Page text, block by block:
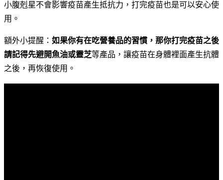
小腹剋星不會影響疫苗產生抵抗力，打完疫苗也是可以安心使
用。
額外小提醒： 如果你有在吃營養品的習慣，那你打完疫苗之後
請記得先避開魚油或靈芝等產品，讓疫苗在身體裡面產生抗體
之後，再恢復使用。